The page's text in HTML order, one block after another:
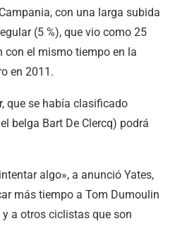
con una larga subida
(5 %), que vio como 25
con el mismo tiempo en la
en 2011.
que se había clasificado
belga Bart De Clercq) podrá
algo», a anunció Yates,
más tiempo a Tom Dumoulin
a otros ciclistas que son